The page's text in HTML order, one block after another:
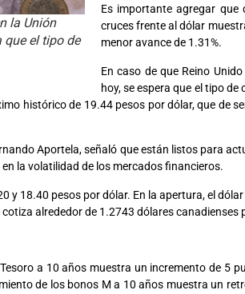
la Unión
que el tipo de
Es importante agregar que
cruces frente al dólar
menor avance de 1.31%.
En caso de que Reino
hoy, se espera que el tipo
histórico de 19.44 pesos por dólar, que de
Aportela, señaló que están listos para
la volatilidad de los mercados financieros.
y 18.40 pesos por dólar. En la apertura, el
alrededor de 1.2743 dólares canadienses
a 10 años muestra un incremento de 5
de los bonos M a 10 años muestra un